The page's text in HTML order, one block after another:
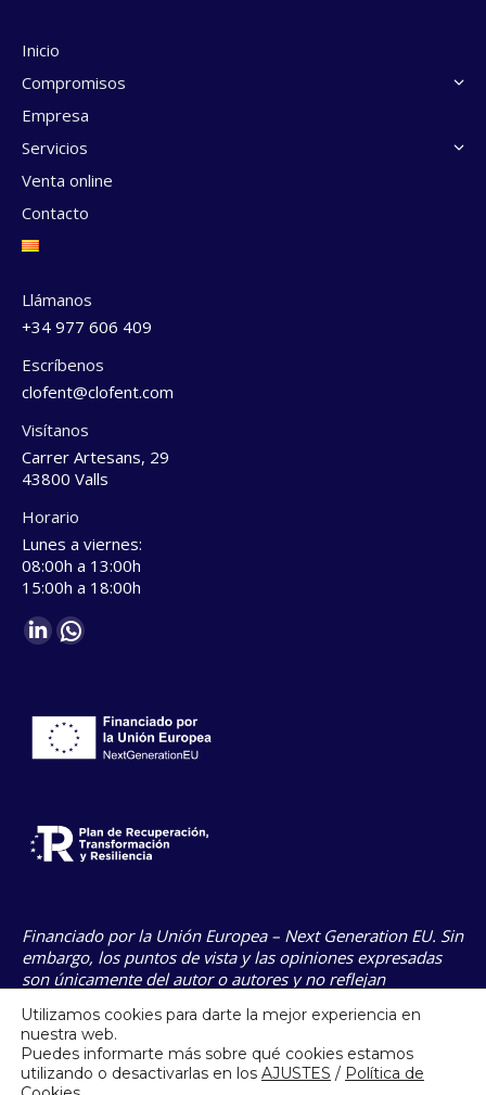
Inicio
Compromisos
Empresa
Servicios
Venta online
Contacto
Llámanos
+34 977 606 409
Escríbenos
clofent@clofent.com
Visítanos
Carrer Artesans, 29
43800 Valls
Horario
Lunes a viernes:
08:00h a 13:00h
15:00h a 18:00h
Find us on:
Linkedin
new
Whatsapp
in
new
Financiado por la Unión Europea – Next Generation EU. Sin
embargo, los puntos de vista y las opiniones expresadas
son únicamente del autor o autores y no reflejan
Europea. Ni la Unión Europea ni la Comisión Europea
pueden ser consideradas responsables de las mismas.
Utilizamos cookies para darte la mejor experiencia en
nuestra web.
Puedes informarte más sobre qué cookies estamos
utilizando o desactivarlas en los AJUSTES / Política de